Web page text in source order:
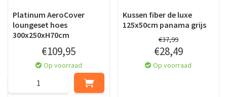
Platinum AeroCover
loungeset hoes
300x250xH70cm
€109,95
Op voorraad
Kussen fiber de luxe
125x50cm panama grijs
€37,99
€28,49
Op voorraad